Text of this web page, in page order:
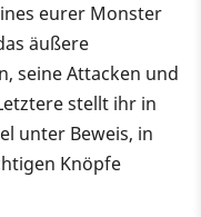
eurer Monster
äußere
seine Attacken und
stellt ihr in
unter Beweis, in
Knöpfe